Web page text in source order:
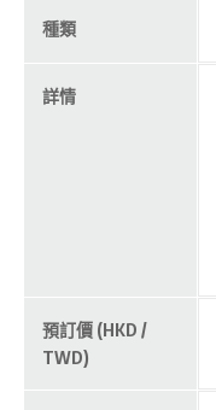
種類
詳情
預訂價 (HKD /
TWD)